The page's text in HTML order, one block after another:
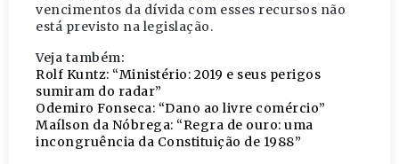
vencimentos da dívida com esses recursos não
está previsto na legislação.
Veja também:
Rolf Kuntz: “Ministério: 2019 e seus perigos
sumiram do radar”
Odemiro Fonseca: “Dano ao livre comércio”
Maílson da Nóbrega: “Regra de ouro: uma
incongruência da Constituição de 1988”